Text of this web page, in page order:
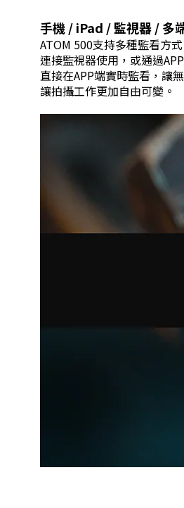
手機 / iPad / 監視器 / 多
ATOM 500支持多種監看方
連接監視器使用，或通過
直接在APP端實時監看，讓
讓拍攝工作更加自由可變。